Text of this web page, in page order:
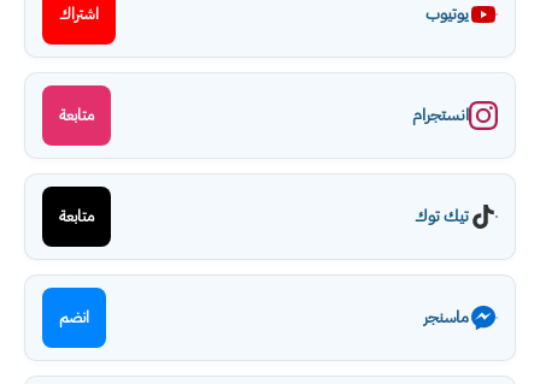
يوتيوب اشتراك
انستجرام متابعة
تيك توك متابعة
ماسنجر انضم